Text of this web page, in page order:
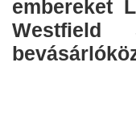
embereket
Westfield